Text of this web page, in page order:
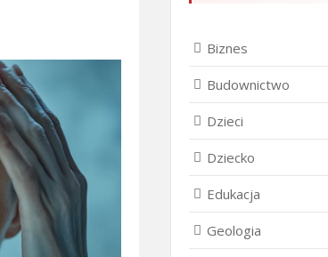
Biznes
Budownictwo
Dzieci
Dziecko
Edukacja
Geologia